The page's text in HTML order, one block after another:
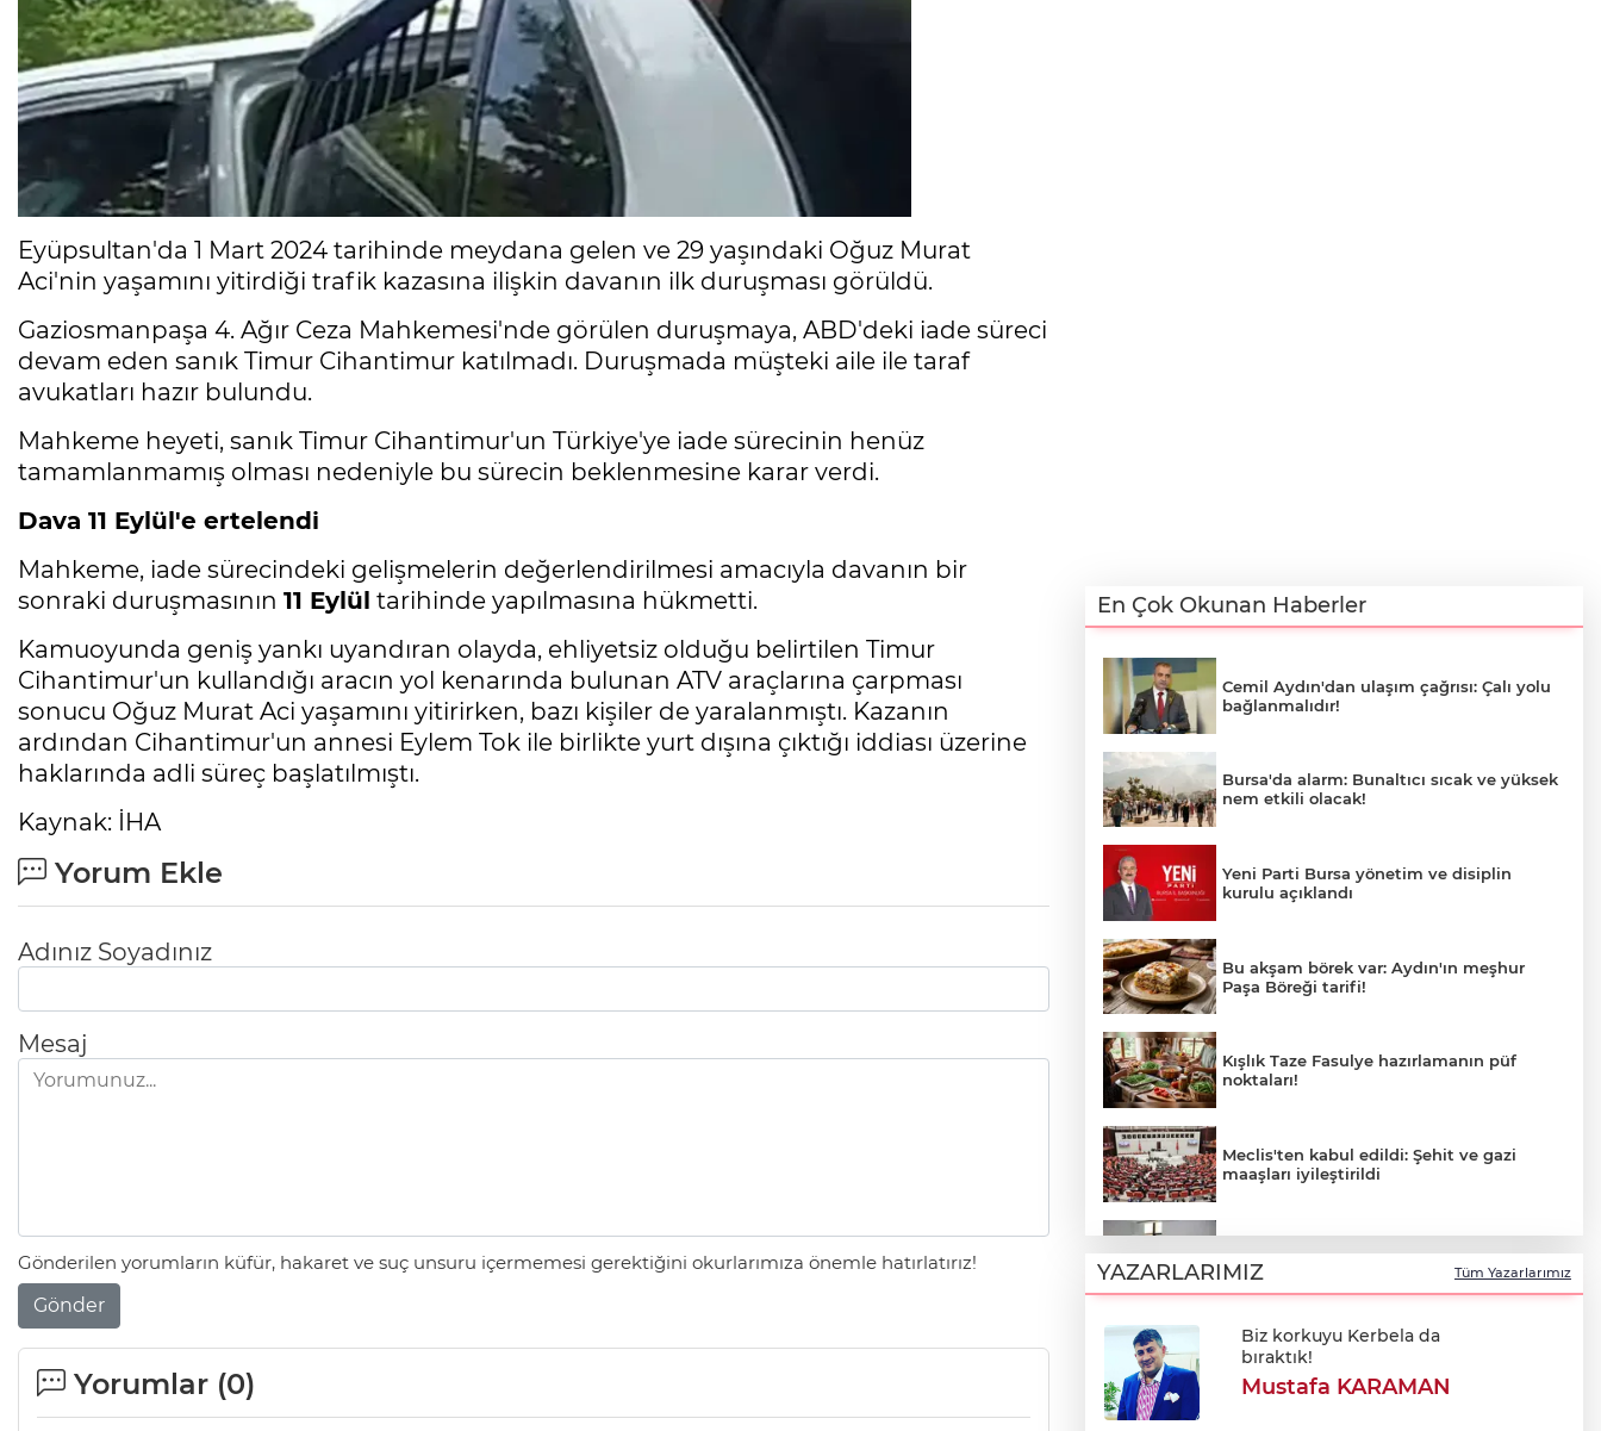
Eyüpsultan'da 1 Mart 2024 tarihinde meydana gelen ve 29 yaşındaki Oğuz Murat
Aci'nin yaşamını yitirdiği trafik kazasına ilişkin davanın ilk duruşması görüldü.
Gaziosmanpaşa 4. Ağır Ceza Mahkemesi'nde görülen duruşmaya, ABD'deki iade süreci
devam eden sanık Timur Cihantimur katılmadı. Duruşmada müşteki aile ile taraf
avukatları hazır bulundu.
Mahkeme heyeti, sanık Timur Cihantimur'un Türkiye'ye iade sürecinin henüz
tamamlanmamış olması nedeniyle bu sürecin beklenmesine karar verdi.
Dava 11 Eylül'e ertelendi
Mahkeme, iade sürecindeki gelişmelerin değerlendirilmesi amacıyla davanın bir
sonraki duruşmasının 11 Eylül tarihinde yapılmasına hükmetti.
Kamuoyunda geniş yankı uyandıran olayda, ehliyetsiz olduğu belirtilen Timur
Cihantimur'un kullandığı aracın yol kenarında bulunan ATV araçlarına çarpması
sonucu Oğuz Murat Aci yaşamını yitirirken, bazı kişiler de yaralanmıştı. Kazanın
ardından Cihantimur'un annesi Eylem Tok ile birlikte yurt dışına çıktığı iddiası üzerine
haklarında adli süreç başlatılmıştı.
Kaynak: İHA
Yorum Ekle
Adınız Soyadınız
Mesaj
Gönderilen yorumların küfür, hakaret ve suç unsuru içermemesi gerektiğini okurlarımıza önemle hatırlatırız!
Gönder
Yorumlar (0)
En Çok Okunan Haberler
Cemil Aydın'dan ulaşım çağrısı: Çalı yolu
bağlanmalıdır!
Bursa'da alarm: Bunaltıcı sıcak ve yüksek
nem etkili olacak!
Yeni Parti Bursa yönetim ve disiplin
kurulu açıklandı
Bu akşam börek var: Aydın'ın meşhur
Paşa Böreği tarifi!
Kışlık Taze Fasulye hazırlamanın püf
noktaları!
Meclis'ten kabul edildi: Şehit ve gazi
maaşları iyileştirildi
dışı ücret taleplerine ilişkin açıklama
Bursa Festivali’nde 'Cimri' rüzgarı: Tam
not aldı!
YAZARLARIMIZ Tüm Yazarlarımız
Sibel BARUTCU
Biz korkuyu Kerbela da
bıraktık!
Mustafa KARAMAN